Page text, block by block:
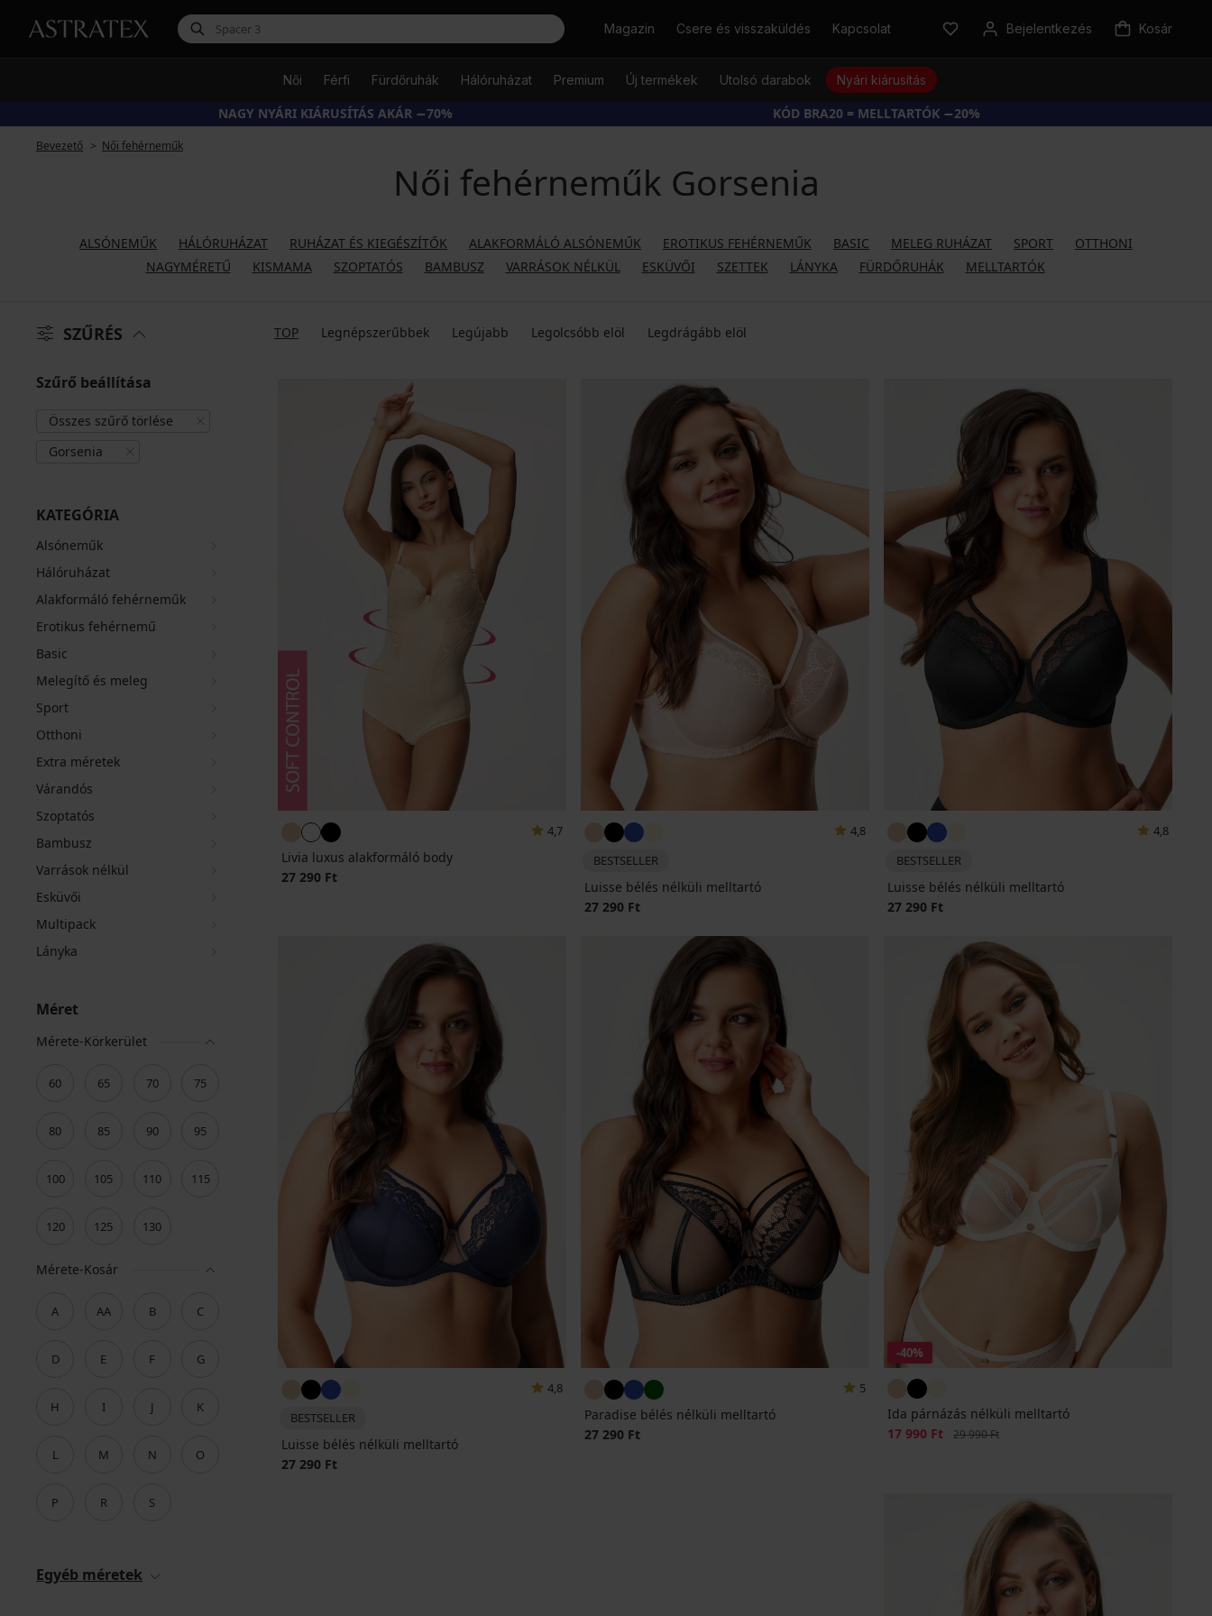
KeresésMagazin Csere és visszaküldés Kapcsolat Bejelentkezés Kosár
Női Férfi Fürdőruhák Hálóruházat Premium Új termékek Utolsó darabok Nyári kiárusítás
NAGY NYÁRI KIÁRUSÍTÁS AKÁR −70% KÓD BRA20 = MELLTARTÓK −20%
Bevezető Női fehérneműk
Női fehérneműk Gorsenia
ALSÓNEMŰK HÁLÓRUHÁZAT RUHÁZAT ÉS KIEGÉSZÍTŐK ALAKFORMÁLÓ ALSÓNEMŰK EROTIKUS FEHÉRNEMŰK BASIC MELEG RUHÁZAT SPORT
OTTHONI
NAGYMÉRETŰ
KISMAMA SZOPTATÓS BAMBUSZ VARRÁSOK NÉLKÜL ESKÜVŐI SZETTEK LÁNYKA FÜRDŐRUHÁK MELLTARTÓK
SZŰRÉS TOP Legnépszerűbbek Legújabb Legolcsóbb elöl Legdrágább elöl
Szűrő beállítása
Összes szűrő törlése
Gorsenia
KATEGÓRIA
Alsóneműk
Hálóruházat
Alakformáló fehérneműk
Erotikus fehérnemű
Basic
Melegítő és meleg
Sport
Otthoni
Extra méretek
Várandós
Szoptatós
Bambusz
Varrások nélkül
Esküvői
Multipack
Lányka
Méret
Mérete-Körkerület
60 65 70 75
80 85 90 95
100 105 110 115
120 125 130
Mérete-Kosár
A AA B C
D E F G
H I J K
L M N O
P R S
Egyéb méretek
4,7
Livia luxus alakformáló body
27 290 Ft
4,8
BESTSELLER
Luisse bélés nélküli melltartó
27 290 Ft
4,8
BESTSELLER
Luisse bélés nélküli melltartó
27 290 Ft
4,8
BESTSELLER
Luisse bélés nélküli melltartó
27 290 Ft
5
Paradise bélés nélküli melltartó
27 290 Ft
-40%
Ida párnázás nélküli melltartó
Kedvezmény
17 990 Ft Eredeti ár
29 990 Ft